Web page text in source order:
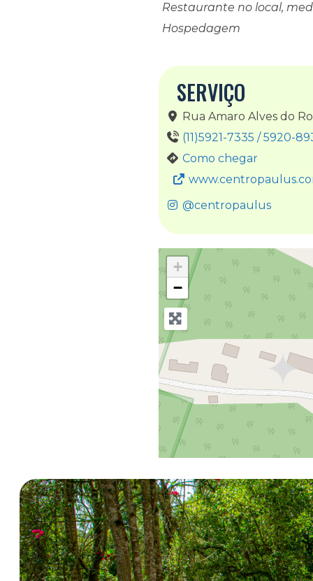
Restaurante no local,
Hospedagem
SERVIÇO
Rua Amaro Alves do
(11)5921-7335 / 5920-
Como chegar
@centropaulus
+
−